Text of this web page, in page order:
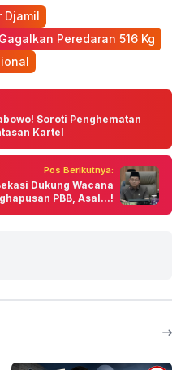
Djamil
Gagalkan Peredaran 516 Kg
Soroti Penghematan
Kartel
Pos Berikutnya:
Dukung Wacana
PBB, Asal...!